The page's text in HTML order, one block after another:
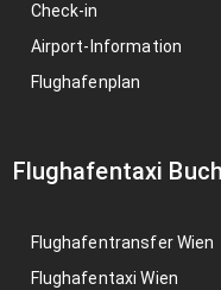
Check-in
Airport-Information
Flughafenplan
Flughafentaxi
Flughafentransfer Wien
Flughafentaxi Wien